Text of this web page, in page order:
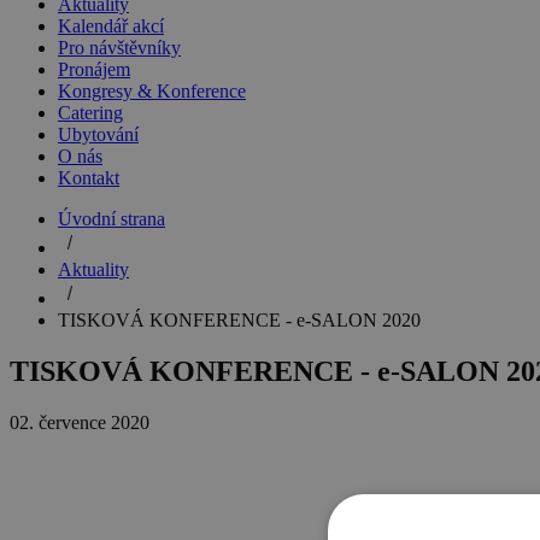
Aktuality
Kalendář akcí
Pro návštěvníky
Pronájem
Kongresy & Konference
Catering
Ubytování
O nás
Kontakt
Úvodní strana
Aktuality
TISKOVÁ KONFERENCE - e-SALON 2020
TISKOVÁ KONFERENCE - e-SALON
02. července 2020